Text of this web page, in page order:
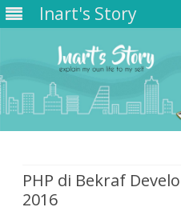
Inart's Story
PHP di Bekraf
2016